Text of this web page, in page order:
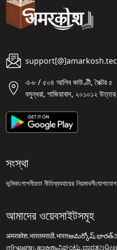
এ-৮ / ৫০৪ আলিব কাউণ্টী, সৈক্টর ৫
বসুন্ধরা, গাজিয়াবাদ, ২০১০১২
সংস্থা
ভূমিকাগোপনীয়তা নীতিব্যবহারের নিয়মাবলীযোগাযোগ
আমাদের ওয়েবসাইটসমূহ
अमरकोश.भारतमराठी.भारतఅమర్కోష్.భారత్
നിഘണ്ടു.ഭാരതംನಿಘಂಟು.ಭಾರತ